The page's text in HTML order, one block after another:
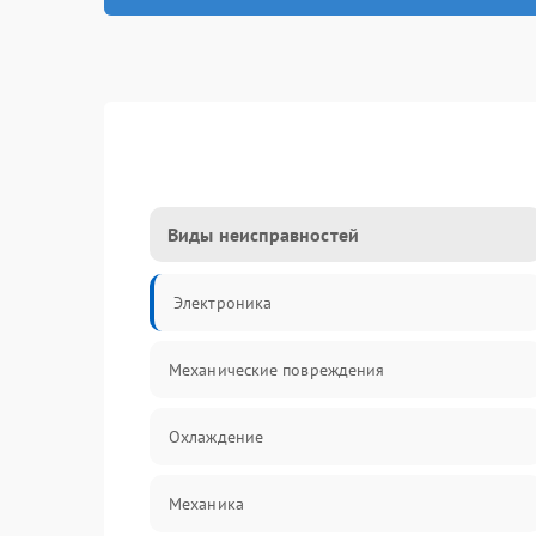
Виды неисправностей
Электроника
Механические повреждения
Охлаждение
Механика